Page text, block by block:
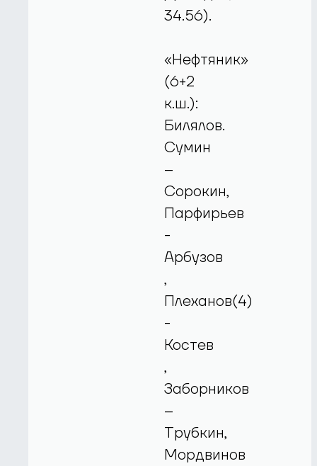
34.56).
«Нефтяник»
(6+2
к.ш.):
Билялов.
Сумин
–
Сорокин,
Парфирьев
-
Арбузов
,
Плеханов(4)
-
Костев
,
Заборников
–
Трубкин,
Мордвинов